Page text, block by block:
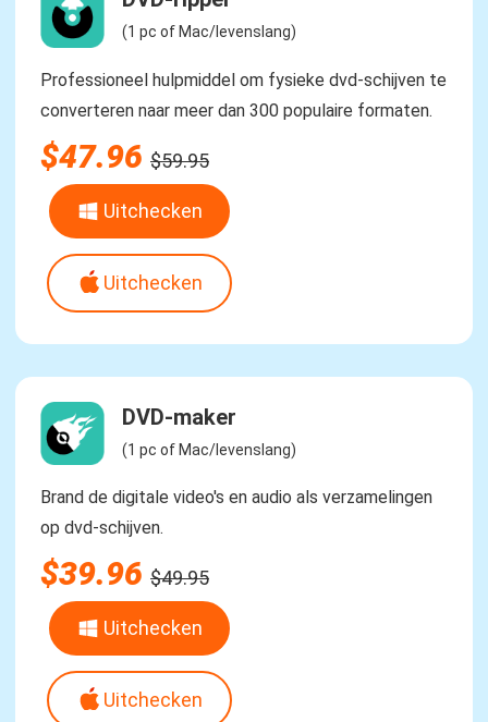
(1 pc of Mac/levenslang)
Professioneel hulpmiddel om fysieke dvd-schijven te
converteren naar meer dan 300 populaire formaten.
$47.96 $59.95
Uitchecken
Uitchecken
DVD-maker
(1 pc of Mac/levenslang)
Brand de digitale video's en audio als verzamelingen
op dvd-schijven.
$39.96 $49.95
Uitchecken
Uitchecken